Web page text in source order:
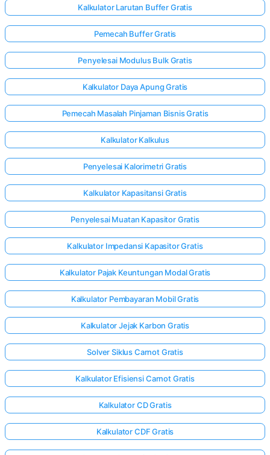
Kalkulator Larutan Buffer Gratis
Pemecah Buffer Gratis
Penyelesai Modulus Bulk Gratis
Kalkulator Daya Apung Gratis
Pemecah Masalah Pinjaman Bisnis Gratis
Kalkulator Kalkulus
Penyelesai Kalorimetri Gratis
Kalkulator Kapasitansi Gratis
Penyelesai Muatan Kapasitor Gratis
Kalkulator Impedansi Kapasitor Gratis
Kalkulator Pajak Keuntungan Modal Gratis
Kalkulator Pembayaran Mobil Gratis
Kalkulator Jejak Karbon Gratis
Solver Siklus Carnot Gratis
Kalkulator Efisiensi Carnot Gratis
Kalkulator CD Gratis
Kalkulator CDF Gratis